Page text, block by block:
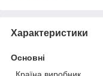
Характеристики
Основні